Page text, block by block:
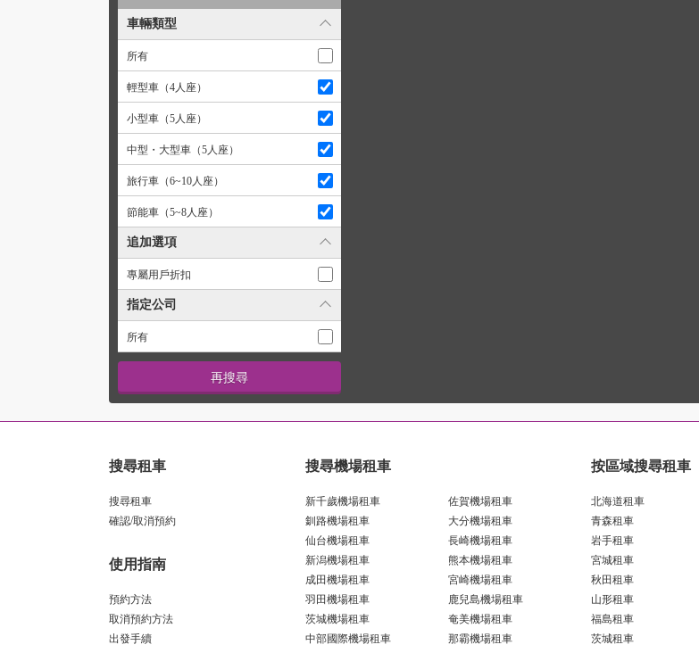
車輛類型
所有
輕型車（4人座）
小型車（5人座）
中型・大型車（5人座）
旅行車（6~10人座）
節能車（5~8人座）
追加選項
專屬用戶折扣
指定公司
所有
搜尋租車
搜尋租車
確認/取消預約
使用指南
預約方法
取消預約方法
出發手續
搜尋機場租車
新千歲機場租車
釧路機場租車
仙台機場租車
新潟機場租車
成田機場租車
羽田機場租車
茨城機場租車
中部國際機場租車
佐賀機場租車
大分機場租車
長崎機場租車
熊本機場租車
宮崎機場租車
鹿兒島機場租車
奄美機場租車
那霸機場租車
按區域搜尋租車
北海道租車
青森租車
岩手租車
宮城租車
秋田租車
山形租車
福島租車
茨城租車